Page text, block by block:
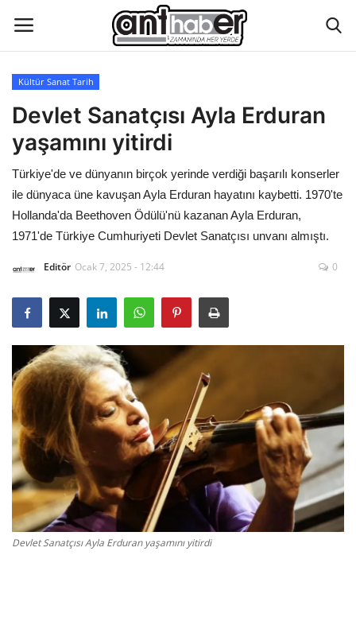
Künye
Eğitim
Aktüel Magazin
Hakkımızda
İletişim
Asayiş
Çevre
Gizlilik Politikası
Reklam ve İşbirliği
Bodrum Trafik Yoğunluk Haritası
Turizm
Kültür Sanat Tarih
Devlet Sanatçısı Ayla Erduran
yaşamını yitirdi
Türkiye'de ve dünyanın birçok yerinde verdiği başarılı konserler
ile dünyaca üne kavuşan Ayla Erduran hayatını kaybetti. 1970'te
Hollanda'da Beethoven Ödülü'nü kazanan Ayla Erduran,
1971'de Türkiye Cumhuriyeti Devlet Sanatçısı unvanı almıştı.
Editör Ocak 7, 2025 - 12:44 0
Devlet Sanatçısı Ayla Erduran yaşamını yitirdi